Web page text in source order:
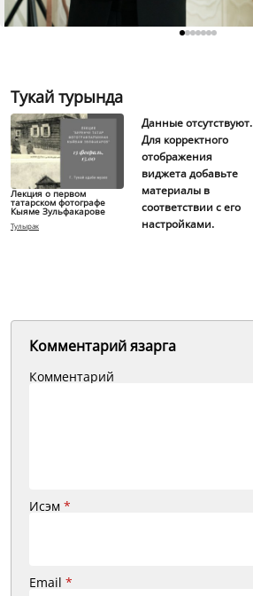
Тукай турында
Лекция о первом
татарском фотографе
Кыяме Зульфакарове
Тулырак
Данные отсутствуют.
Для корректного
отображения
виджета добавьте
материалы в
соответствии с его
настройками.
Комментарий язарга
Комментарий
Исэм *
Email *